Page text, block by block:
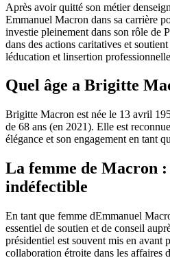
Après avoir quitté son métier
Emmanuel Macron dans sa carrière
investie pleinement dans son rôle de
dans des actions caritatives et
léducation et linsertion
Quel âge a Brigitte
Brigitte Macron est née le 13 avril
de 68 ans (en 2021). Elle est
élégance et son engagement en tant
La femme de Macron
indéfectible
En tant que femme dEmmanuel
essentiel de soutien et de conseil
présidentiel est souvent mis en avant
collaboration étroite dans les affaires